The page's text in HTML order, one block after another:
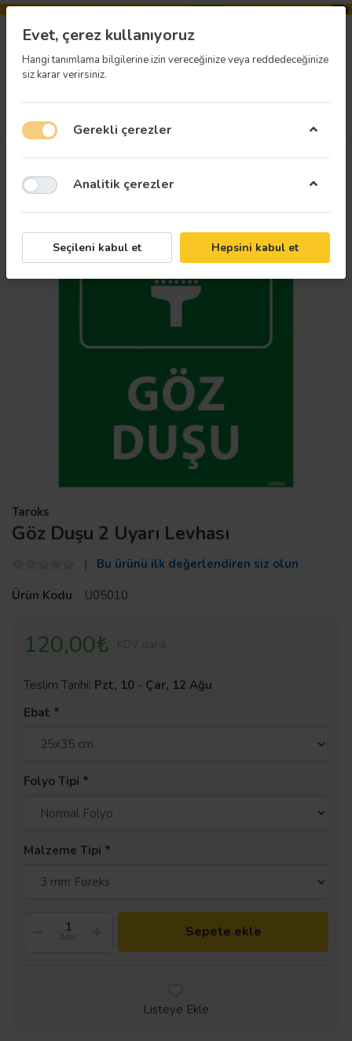
Taroks
Göz Duşu 2 Uyarı Levhası
Bu ürünü ilk değerlendiren siz olun
Ürün Kodu
U05010
120,00₺
Teslim Tarihi: Pzt, 10 - Çar, 12 Ağu
Ebat
Folyo Tipi
Malzeme Tipi
Adet Sepete ekle
Listeye Ekle
Evet, çerez kullanıyoruz
Hangi tanımlama bilgilerine izin vereceğinize veya reddedeceğinize
siz karar verirsiniz.
Gerekli çerezler
Analitik çerezler
Seçileni kabul et Hepsini kabul et